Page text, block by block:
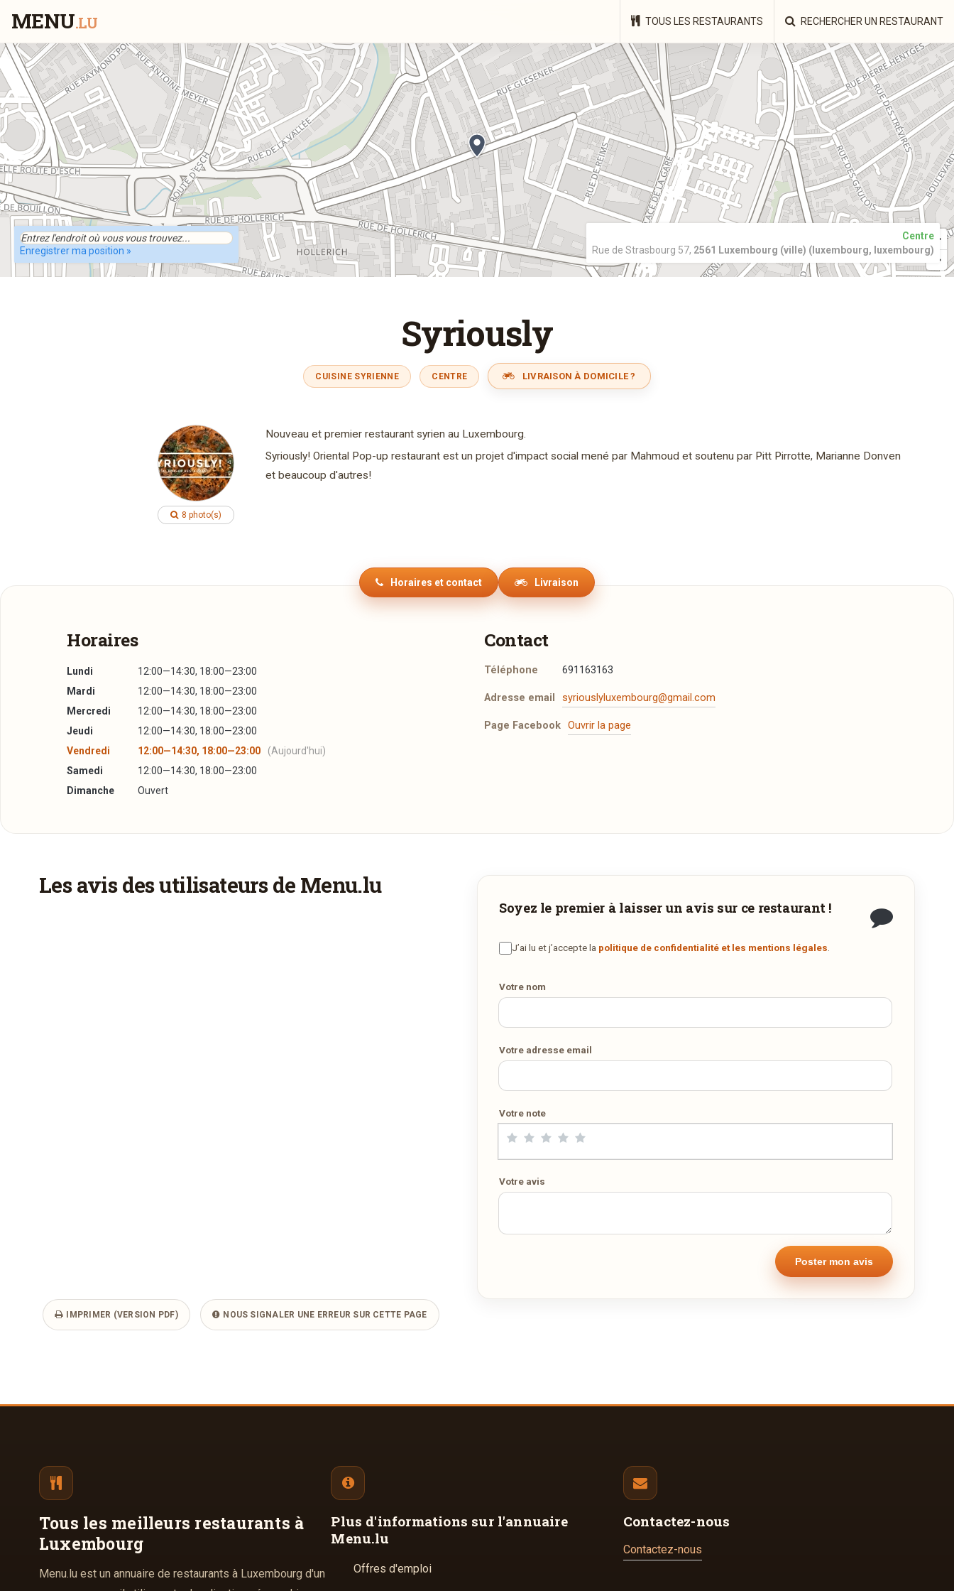
MENU.LU TOUS LES RESTAURANTS RECHERCHER UN RESTAURANT
Centre
Rue de Strasbourg 57, 2561 Luxembourg (ville) (luxembourg, luxembourg)
Enregistrer ma position »
Syriously
CUISINE SYRIENNE CENTRE LIVRAISON À DOMICILE ?
8 photo(s)
Nouveau et premier restaurant syrien au Luxembourg.
Syriously! Oriental Pop-up restaurant est un projet d'impact social mené par Mahmoud et soutenu par Pitt Pirrotte, Marianne Donven
et beaucoup d'autres!
Horaires et contact Livraison
Horaires
Lundi
12:00—14:30, 18:00—23:00
Mardi
12:00—14:30, 18:00—23:00
Mercredi
12:00—14:30, 18:00—23:00
Jeudi
12:00—14:30, 18:00—23:00
Vendredi
12:00—14:30, 18:00—23:00
(Aujourd'hui)
Samedi
12:00—14:30, 18:00—23:00
Dimanche
Ouvert
Contact
Téléphone 691163163
Adresse email syriouslyluxembourg@gmail.com
Page Facebook Ouvrir la page
Vous aimeriez être livré ?
maison ? Ce restaurant ne propose pas encore la livraison en ligne.
livré chez vous !
DÉCOUVRIR LA LIVRAISON SUR WEDELY.COM
DES MILLIERS DE PLATS LIVRÉS AU LUXEMBOURG
Les avis des utilisateurs de Menu.lu
Soyez le premier à laisser un avis sur ce restaurant !
J’ai lu et j’accepte la politique de confidentialité et les mentions légales
Votre nom
Votre adresse email
Votre note
Votre avis
IMPRIMER (VERSION PDF) NOUS SIGNALER UNE ERREUR SUR CETTE PAGE
Tous les meilleurs restaurants à
Luxembourg
Menu.lu est un annuaire de restaurants à Luxembourg d'un
Plus d'informations sur l'annuaire
Menu.lu
Offres d'emploi
Contactez-nous
Contactez-nous